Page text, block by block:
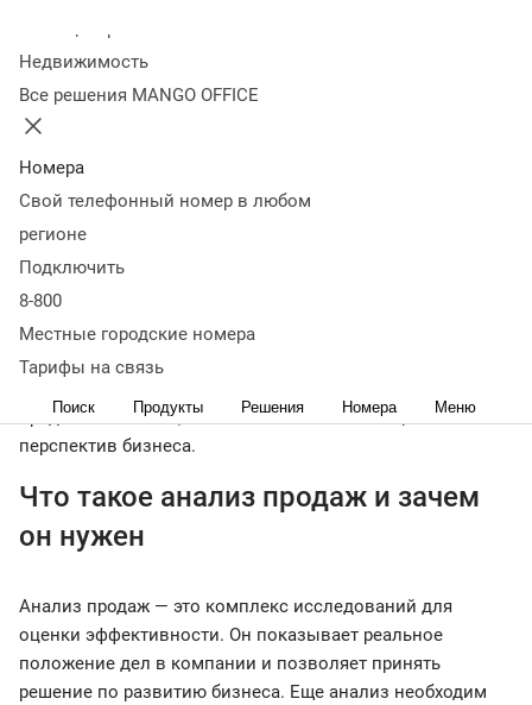
Недвижимость
Все решения MANGO OFFICE
Номера
Свой телефонный номер в любом
регионе
Подключить
8-800
Местные городские номера
Тарифы на связь
Поиск Продукты Решения Номера Меню
Оглавление
Что такое анализ продаж и зачем он нужен
показатели для анализа
анализа продаж
ошибки
Заключение
Для развития бизнеса важно не только отслеживать
продажи, но и анализировать их. Только так можно
принимать эффективные решения: корректировать
бизнес-процессы, маркетинговые стратегии,
организацию производства и логистики. В статье
продаж и покажем, как использовать их в оценке
перспектив бизнеса.
Что такое анализ продаж и зачем
он нужен
Анализ продаж — это комплекс исследований для
оценки эффективности. Он показывает реальное
положение дел в компании и позволяет принять
решение по развитию бизнеса. Еще анализ необходим